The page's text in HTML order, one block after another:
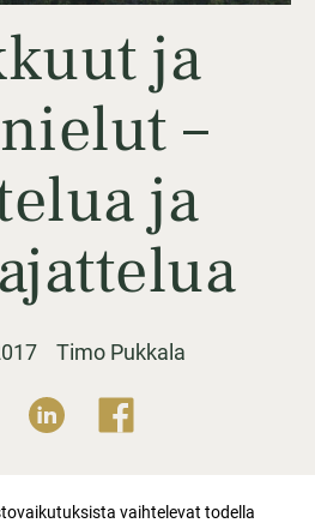
ja
–
ja
Timo Pukkala
vaihtelevat todella